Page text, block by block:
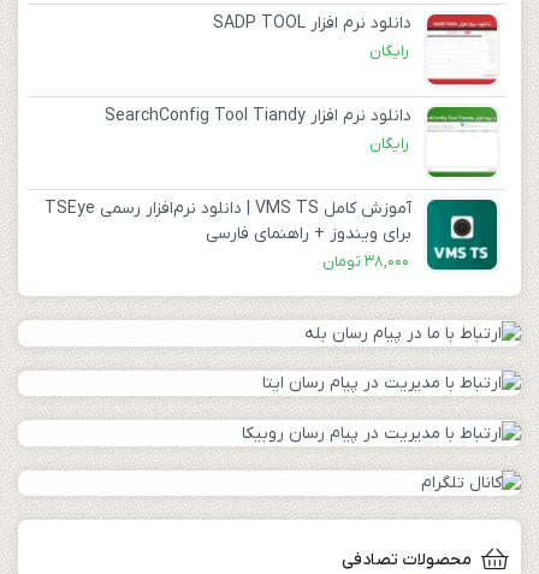
دانلود نرم افزار SADP TOOL
رایگان
دانلود نرم افزار SearchConfig Tool Tiandy
رایگان
آموزش کامل VMS TS | دانلود نرم‌افزار رسمی TSEye
برای ویندوز + راهنمای فارسی
38,000 تومان
محصولات تصادفی